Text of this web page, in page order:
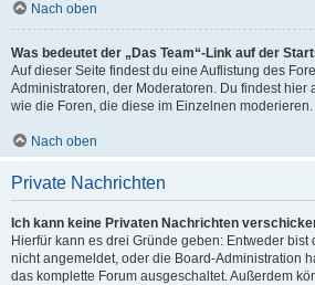
Nach oben
Was bedeutet der „Das Team“-Link auf der
Auf dieser Seite findest du eine Auflistung des
Administratoren, der Moderatoren. Du findest hier
wie die Foren, die diese im Einzelnen moderieren.
Nach oben
Private Nachrichten
Ich kann keine Privaten Nachrichten
Hierfür kann es drei Gründe geben: Entweder bist
nicht angemeldet, oder die Board-Administration
das komplette Forum ausgeschaltet. Außerdem